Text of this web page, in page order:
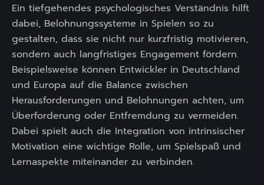
Ein tiefgehendes psychologisches Verständnis hilft
dabei, Belohnungssysteme in Spielen so zu
gestalten, dass sie nicht nur kurzfristig motivieren,
sondern auch langfristiges Engagement fördern.
Beispielsweise können Entwickler in Deutschland
und Europa auf die Balance zwischen
Herausforderungen und Belohnungen achten, um
Überforderung oder Entfremdung zu vermeiden.
Dabei spielt auch die Integration von intrinsischer
Motivation eine wichtige Rolle, um Spielspaß und
Lernaspekte miteinander zu verbinden.